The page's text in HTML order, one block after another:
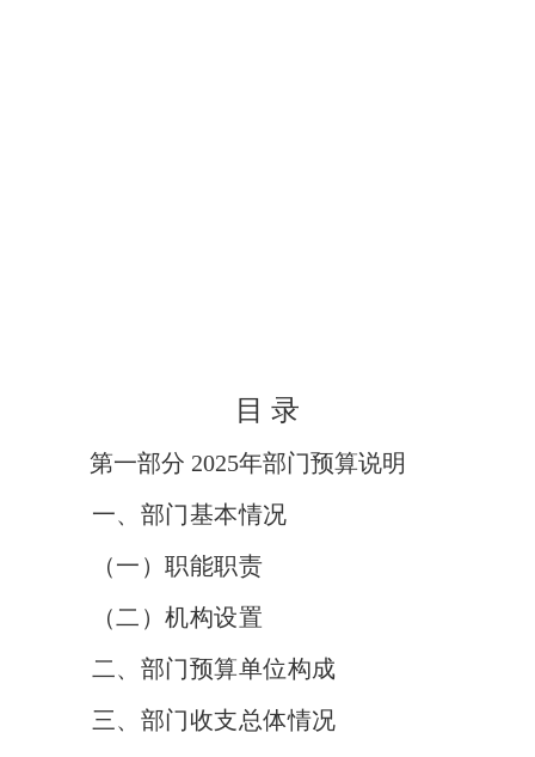
目 录
第一部分 2025年部门预算说明
一、部门基本情况
（一）职能职责
（二）机构设置
二、部门预算单位构成
三、部门收支总体情况